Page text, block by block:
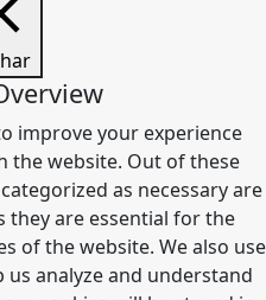
improve your experience
the website. Out of these
as necessary are
are essential for the
of the website. We also use
analyze and understand